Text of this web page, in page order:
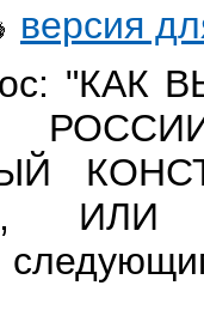
версия
ИЛИ